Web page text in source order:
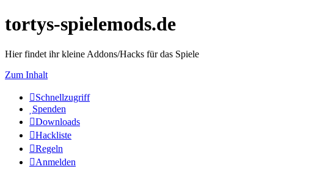
tortys-spielemods.de
Hier findet ihr kleine Addons/Hacks für das Spiele
Zum Inhalt
Schnellzugriff
Spenden
Downloads
Hackliste
Regeln
Anmelden